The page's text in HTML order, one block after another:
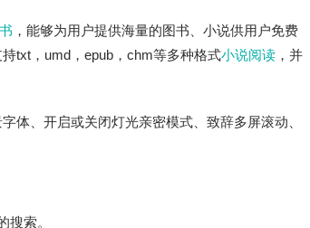
，能够为用户提供海量的图书、小说供用户免费
txt，umd，epub，chm等多种格式小说阅读 ，并
体、开启或关闭灯光亲密模式、致辞多屏滚动、
索。